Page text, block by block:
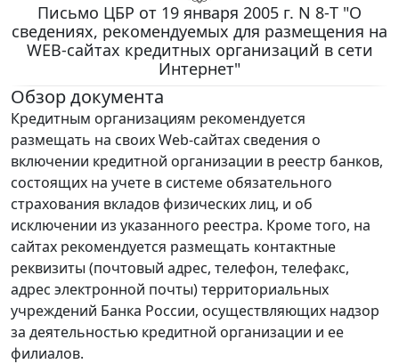
Письмо ЦБР от 19 января 2005 г. N 8-Т "О
сведениях, рекомендуемых для размещения на
WEB-сайтах кредитных организаций в сети
Интернет"
Обзор документа
Кредитным организациям рекомендуется
размещать на своих Web-сайтах сведения о
включении кредитной организации в реестр банков,
состоящих на учете в системе обязательного
страхования вкладов физических лиц, и об
исключении из указанного реестра. Кроме того, на
сайтах рекомендуется размещать контактные
реквизиты (почтовый адрес, телефон, телефакс,
адрес электронной почты) территориальных
учреждений Банка России, осуществляющих надзор
за деятельностью кредитной организации и ее
филиалов.